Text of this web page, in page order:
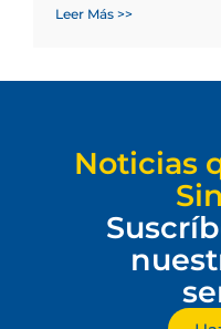
Leer Más >>
Noticias